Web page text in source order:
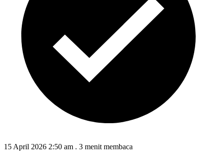
15 April 2026 2:50 am . 3 menit membaca